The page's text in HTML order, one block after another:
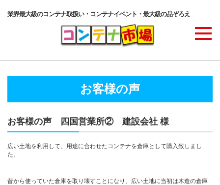
業界最大級のコンテナ取扱い・コンテナイベント・最大級の品ぞろえ
コンテナ・サービス
価格表
お客様の声
お客様の声 四国営業所② 建設会社 様
広い土地を利用して、用途に合わせたコンテナを倉庫として購入致しまし
た。
昔から使っていた倉庫を取り壊すことになり、広い土地に当初は木造の倉庫